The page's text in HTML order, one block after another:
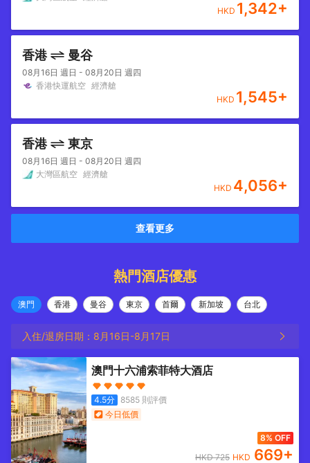
HKD 1,342+
香港 曼谷
08月16日 週日 - 08月20日 週四
香港快運航空 經濟艙
HKD 1,545+
香港 東京
08月16日 週日 - 08月20日 週四
大灣區航空 經濟艙
HKD 4,056+
查看更多
熱門酒店優惠
澳門 香港 曼谷 東京 首爾 新加坡 台北
入住/退房日期： 8月16日-8月17日
澳門十六浦索菲特大酒店
4.5分 8585則評價
今日低價
8% OFF
HKD725 HKD 669+